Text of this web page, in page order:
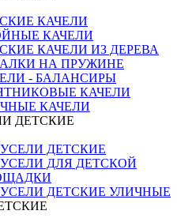
КАЧЕЛИ
КАЧЕЛИ
КАЧЕЛИ ИЗ ДЕРЕВА
НА ПРУЖИНЕ
- БАЛАНСИРЫ
КАЧЕЛИ
КАЧЕЛИ
ДЕТСКИЕ
ДЕТСКИЕ
ДЛЯ ДЕТСКОЙ
ДЕТСКИЕ УЛИЧНЫЕ